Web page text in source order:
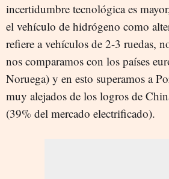
incertidumbre tecnológica es
el vehículo de hidrógeno como
refiere a vehículos de 2-3 ruedas,
nos comparamos con los países
Noruega) y en esto superamos a
muy alejados de los logros de
(39% del mercado electrificado).